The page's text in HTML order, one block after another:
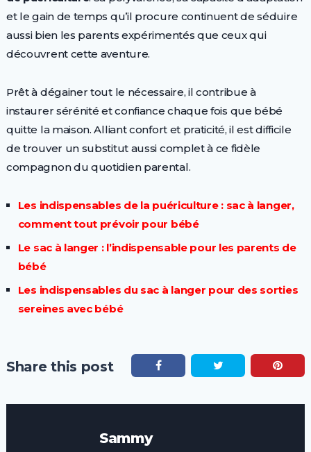
et le gain de temps qu’il procure continuent de séduire
aussi bien les parents expérimentés que ceux qui
découvrent cette aventure.
Prêt à dégainer tout le nécessaire, il contribue à
instaurer sérénité et confiance chaque fois que bébé
quitte la maison. Alliant confort et praticité, il est difficile
de trouver un substitut aussi complet à ce fidèle
compagnon du quotidien parental.
Les indispensables de la puériculture : sac à langer,
comment tout prévoir pour bébé
Le sac à langer : l’indispensable pour les parents de
bébé
Les indispensables du sac à langer pour des sorties
sereines avec bébé
Share this post
Sammy